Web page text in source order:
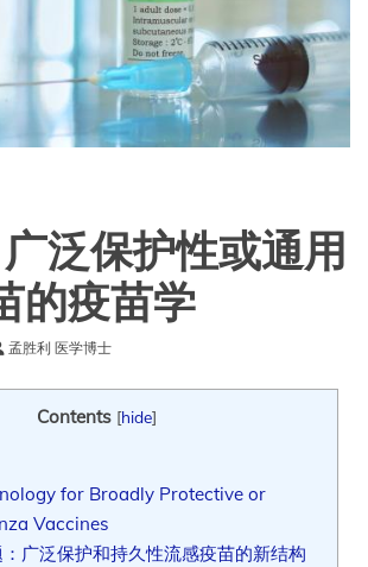
泛保护性或通用
的疫苗学
孟胜利 医学博士
Contents [hide]
for Broadly Protective or
Vaccines
：广泛保护和持久性流感疫苗的新结构